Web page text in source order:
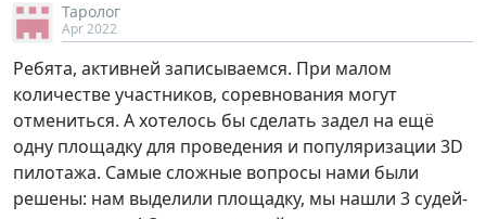
Таролог
Apr 2022
Ребята, активней записываемся. При малом
количестве участников, соревнования могут
отмениться. А хотелось бы сделать задел на ещё
одну площадку для проведения и популяризации 3D
пилотажа. Самые сложные вопросы нами были
решены: нам выделили площадку, мы нашли 3 судей-